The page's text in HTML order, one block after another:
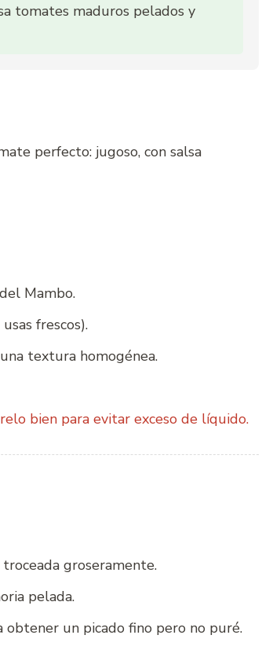
tomates maduros pelados y
perfecto: jugoso, con salsa
Mambo.
frescos).
textura homogénea.
bien para evitar exceso de líquido.
groseramente.
pelada.
obtener un picado fino pero no puré.